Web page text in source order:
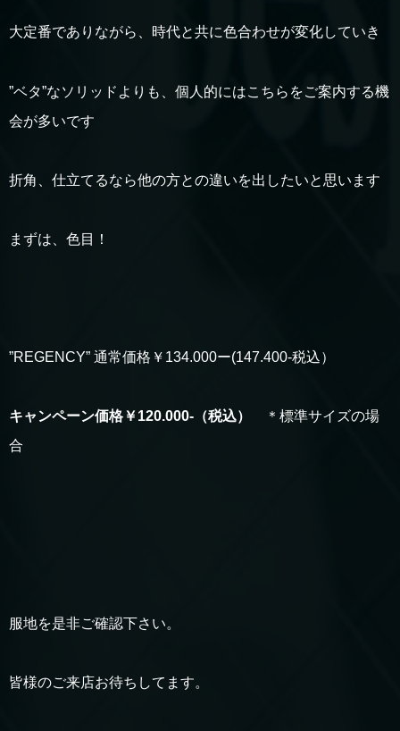
大定番でありながら、時代と共に色合わせが変化していき
”ベタ”なソリッドよりも、個人的にはこちらをご案内する機
会が多いです
折角、仕立てるなら他の方との違いを出したいと思います
まずは、色目！
”REGENCY” 通常価格￥134.000ー(147.400-税込）
キャンペーン価格￥120.000-（税込）
＊標準サイズの場
合
服地を是非ご確認下さい。
皆様のご来店お待ちしてます。